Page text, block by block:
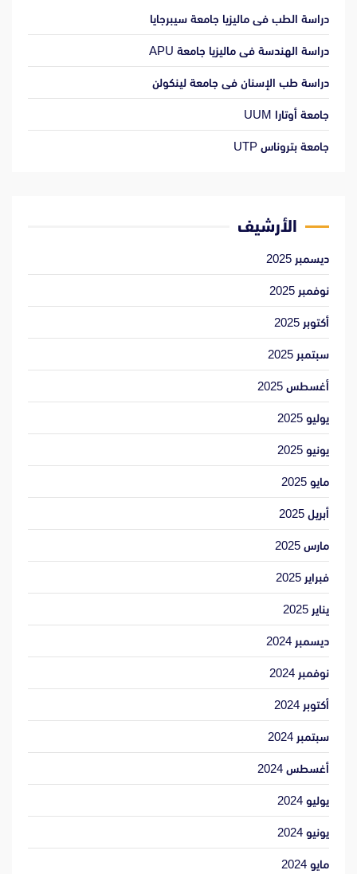
دراسة الطب فى ماليزيا جامعة سيبرجايا
دراسة الهندسة فى ماليزيا جامعة APU
دراسة طب الإسنان فى جامعة لينكولن
جامعة أوتارا UUM
جامعة بتروناس UTP
الأرشيف
ديسمبر 2025
نوفمبر 2025
أكتوبر 2025
سبتمبر 2025
أغسطس 2025
يوليو 2025
يونيو 2025
مايو 2025
أبريل 2025
مارس 2025
فبراير 2025
يناير 2025
ديسمبر 2024
نوفمبر 2024
أكتوبر 2024
سبتمبر 2024
أغسطس 2024
يوليو 2024
يونيو 2024
مايو 2024